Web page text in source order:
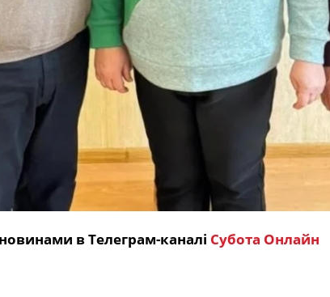
в Телеграм-каналі Субота Онлайн